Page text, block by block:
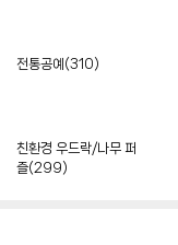
전통공예(310)
친환경 우드락/나무 퍼
즐(299)